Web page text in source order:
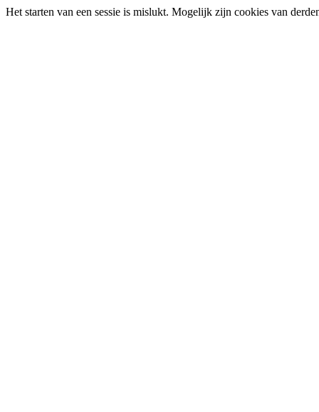
Het starten van een sessie is mislukt. Mogelijk zijn cookies van